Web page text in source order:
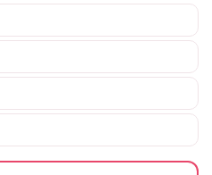
de 3 à 10€ selon la demande